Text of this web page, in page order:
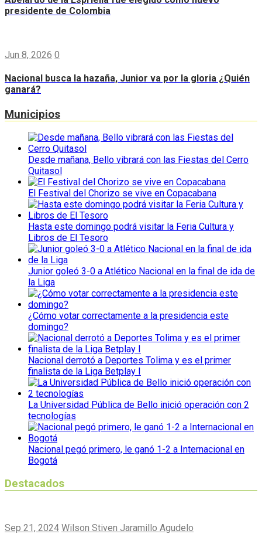
presidente de Colombia
Jun 8, 2026 0
Nacional busca la hazaña, Junior va por la gloria ¿Quién
ganará?
Municipios
Desde mañana, Bello vibrará con las Fiestas del Cerro
Quitasol
El Festival del Chorizo se vive en Copacabana
Hasta este domingo podrá visitar la Feria Cultura y
Libros de El Tesoro
Junior goleó 3-0 a Atlético Nacional en la final de ida de
la Liga
¿Cómo votar correctamente a la presidencia este
domingo?
Nacional derrotó a Deportes Tolima y es el primer
finalista de la Liga Betplay I
La Universidad Pública de Bello inició operación con 2
tecnologías
Nacional pegó primero, le ganó 1-2 a Internacional en
Bogotá
Destacados
Sep 21, 2024 Wilson Stiven Jaramillo Agudelo